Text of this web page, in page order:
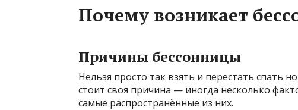
Почему возникает
Причины бессонницы
Нельзя просто так взять и перестать спать
стоит своя причина — иногда несколько
самые распространённые из них.